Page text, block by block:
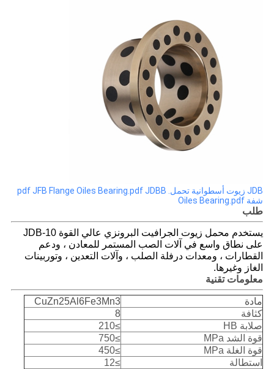
JDB زيوت أسطوانية تحمل. pdf JFB Flange Oiles Bearing.pdfJDBB
شفة Oiles Bearing.pdf
طلب
يستخدم محمل زيوت الجرافيت البرونزي عالي القوة JDB-10
على نطاق واسع في آلات الصب المستمر للمعادن ، ودعم
القطارات ، ومعدات درفلة الصلب ، وآلات التعدين ، وتوربينات
الغاز وغيرها.
معلومات تقنية
مادة
CuZn25Al6Fe3Mn3
كثافة
8
صلابة HB
≥210
قوة الشد MPa
≥750
قوة الغلة MPa
≥450
استطالة
≥12